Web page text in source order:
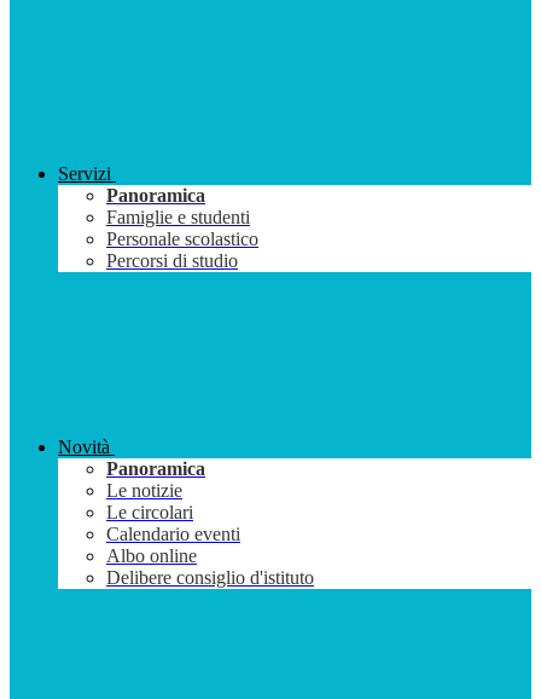
Servizi
Panoramica
Famiglie e studenti
Personale scolastico
Percorsi di studio
Novità
Panoramica
Le notizie
Le circolari
Calendario eventi
Albo online
Delibere consiglio d'istituto